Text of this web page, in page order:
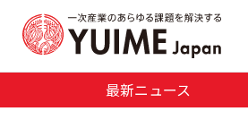
最新ニュース